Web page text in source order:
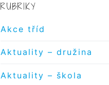
RUBRIKY
Akce tříd
Aktuality – družina
Aktuality – škola